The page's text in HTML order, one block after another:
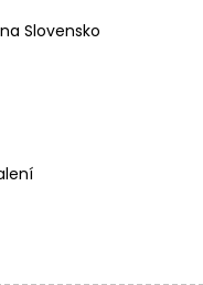
pruhovaný 6mm
Slovensko